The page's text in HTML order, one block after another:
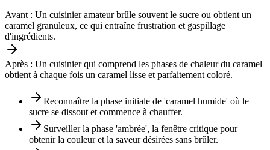
Avant : Un cuisinier amateur brûle souvent le sucre ou obtient un
caramel granuleux, ce qui entraîne frustration et gaspillage
d'ingrédients.
Après : Un cuisinier qui comprend les phases de chaleur du caramel
obtient à chaque fois un caramel lisse et parfaitement coloré.
Reconnaître la phase initiale de 'caramel humide' où le
sucre se dissout et commence à chauffer.
Surveiller la phase 'ambrée', la fenêtre critique pour
obtenir la couleur et la saveur désirées sans brûler.